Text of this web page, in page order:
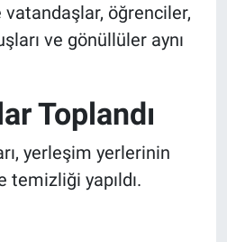
vatandaşlar, öğrenciler,
ve gönüllüler aynı
Toplandı
yerleşim yerlerinin
yapıldı.